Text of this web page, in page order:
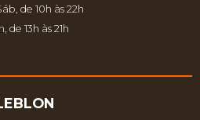
de 10h às 22h
de 13h às 21h